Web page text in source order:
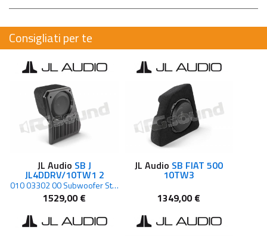
Consigliati per te
JL Audio SB J
JL4DDRV/10TW1 2
010 03302 00 Subwoofer Stealthbox per Jeep 2 Ohm
1529,00 €
JL Audio SB FIAT 500
10TW3
1349,00 €